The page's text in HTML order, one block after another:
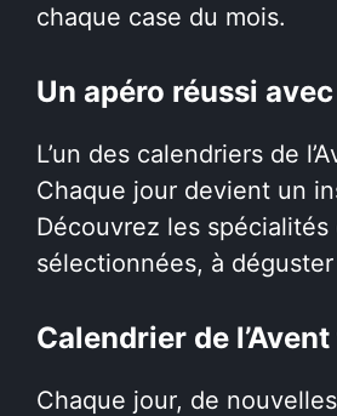
chaque case du mois.
Un apéro réussi
L’un des calendriers de
Chaque jour devient un
Découvrez les
sélectionnées, à
Calendrier de
Chaque jour, de